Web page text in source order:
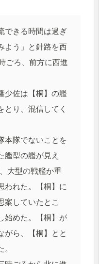
できる時間は過ぎ
よう」と針路を西
ごろ、前方に西進
少佐は【桐】の艦
とり、混信してく
本隊でないことを
艦型の艦が見え
大型の戦艦か重
われた。【桐】に
案していたとこ
始めた。【桐】が
がら、【桐】とと